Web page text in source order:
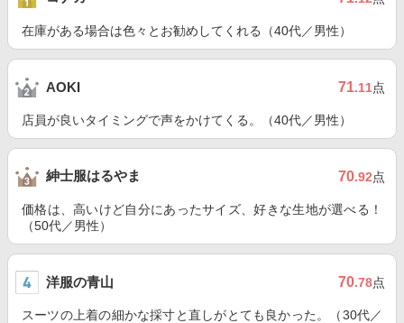
在庫がある場合は色々とお勧めしてくれる（40代／男性）
AOKI 71.11点
店員が良いタイミングで声をかけてくる。（40代／男性）
紳士服はるやま 70.92点
価格は、高いけど自分にあったサイズ、好きな生地が選べる！
（50代／男性）
洋服の青山 70.78点
スーツの上着の細かな採寸と直しがとても良かった。（30代／